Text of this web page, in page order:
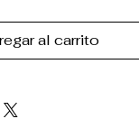
al carrito